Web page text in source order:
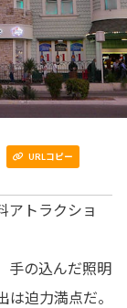
URLコピー
アトラクショ
手の込んだ照明
迫力満点だ。